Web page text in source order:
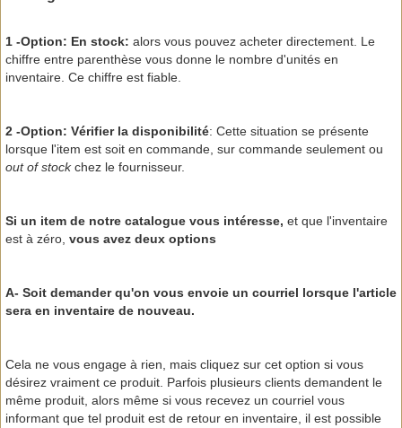
1 -Option: En stock: alors vous pouvez acheter directement. Le
chiffre entre parenthèse vous donne le nombre d'unités en
inventaire. Ce chiffre est fiable.
2 -Option: Vérifier la disponibilité: Cette situation se présente
lorsque l'item est soit en commande, sur commande seulement ou
out of stockchez le fournisseur.
Si un item de notre catalogue vous intéresse, et que l'inventaire
est à zéro, vous avez deux options
A- Soit demander qu'on vous envoie un courriel lorsque l'article
sera en inventaire de nouveau.
Cela ne vous engage à rien, mais cliquez sur cet option si vous
désirez vraiment ce produit. Parfois plusieurs clients demandent le
même produit, alors même si vous recevez un courriel vous
informant que tel produit est de retour en inventaire, il est possible